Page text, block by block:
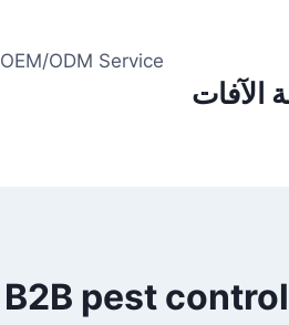
الآفات
OEM/ODM Service
B2B pest control